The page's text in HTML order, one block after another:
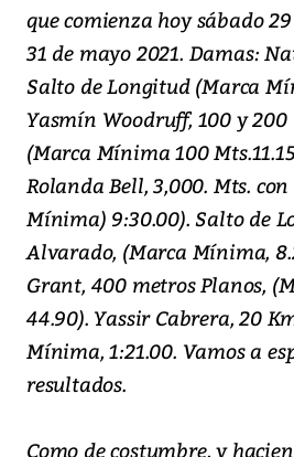
que comienza hoy sábado
31 de mayo 2021. Damas:
Salto de Longitud (Marca
Yasmín Woodruff, 100 y 200
(Marca Mínima 100
Rolanda Bell, 3,000. Mts.
Mínima) 9:30.00). Salto de
Alvarado, (Marca Mínima,
Grant, 400 metros Planos,
44.90). Yassir Cabrera, 20
Mínima, 1:21.00. Vamos a
resultados.
Como de costumbre, y